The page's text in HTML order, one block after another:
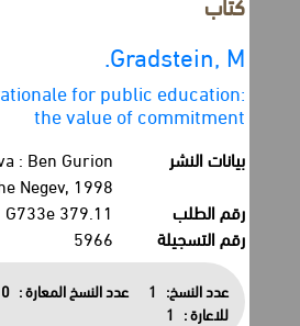
Gradstein, M.
rationale for public education:
the value of commitment
بيانات النشر
Sheva : Ben Gurion
of the Negev, 1998.
رقم الطلب
رقم التسجيلة
5966
عدد النسخ: 1 عدد النسخ المعارة : 0
عدد
للاعارة :
1